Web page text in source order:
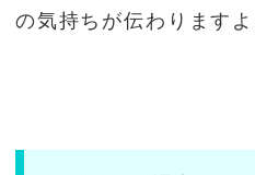
の気持ちが伝わりますよ